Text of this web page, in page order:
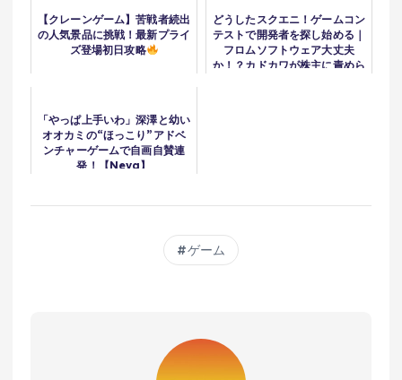
【クレーンゲーム】苦戦者続出
の人気景品に挑戦！最新プライ
ズ登場初日攻略
どうしたスクエニ！ゲームコン
テストで開発者を探し始める｜
フロムソフトウェア大丈夫
か！？カドカワが株主に責めら
「やっぱ上手いわ」深澤と幼い
オオカミの“ほっこり”アドベ
ンチャーゲームで自画自賛連
発！【Neva】
ゲーム